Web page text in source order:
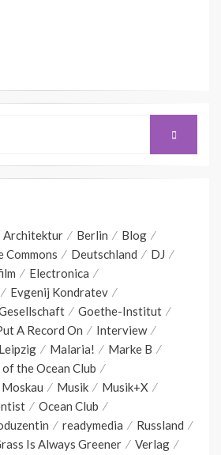
SEARCH
Architektur Berlin
Blog
Commons Deutschland
DJ
Electronica
Evgenij Kondratev
Goethe-Institut
A Record On
Interview
Leipzig Malaria!
Marke B
the Ocean Club
Moskau Musik
Musik+X
Ocean Club
readymedia
Russland
Is Always Greener
Verlag